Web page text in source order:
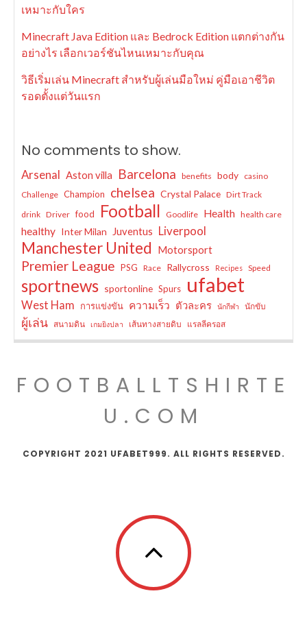
เหมาะกับใคร
Minecraft Java Edition และ Bedrock Edition แตกต่างกัน
อย่างไร เลือกเวอร์ชันไหนเหมาะกับคุณ
วิธีเริ่มเล่น Minecraft สำหรับผู้เล่นมือใหม่ คู่มือเอาชีวิต
รอดตั้งแต่วันแรก
No comments to show.
Arsenal Aston villa Barcelona benefits body casino
Challenge Champion chelsea Crystal Palace Dirt Track
drink Driver food Football Goodlife Health health care
healthy Inter Milan Juventus Liverpool
Manchester United Motorsport
Premier League PSG Race Rallycross Recipes Speed
sportnews sportonline Spurs ufabet
West Ham การแข่งขัน ความเร็ว ตัวละคร นักกีฬา นักขับ
ผู้เล่น สนามดิน เกมยิงปลา เส้นทางสายดิบ แรลลีครอส
FOOTBALLTSHIRTE
U.COM
COPYRIGHT 2021 UFABET999. ALL RIGHTS RESERVED.